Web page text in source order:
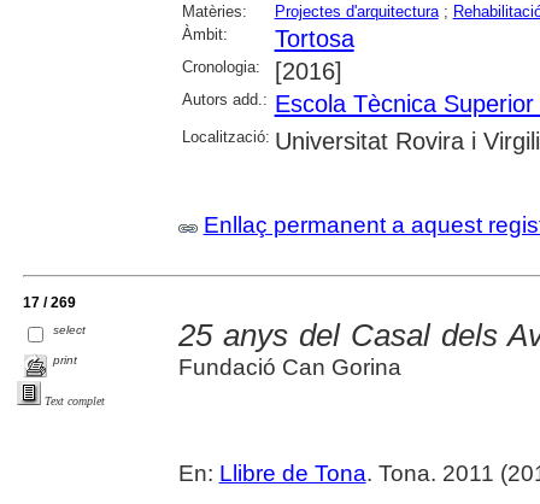
Matèries: Projectes d'arquitectura;
Àmbit:
Tortosa
Cronologia: [2016]
Autors add.: Escola Tècnica
Localització: Universitat Rovira i Virgili
Enllaç permanent a aquest
17 / 269
select
print
Text complet
25 anys del Casal dels
Fundació Can Gorina
En: Llibre de Tona. Tona. 2011